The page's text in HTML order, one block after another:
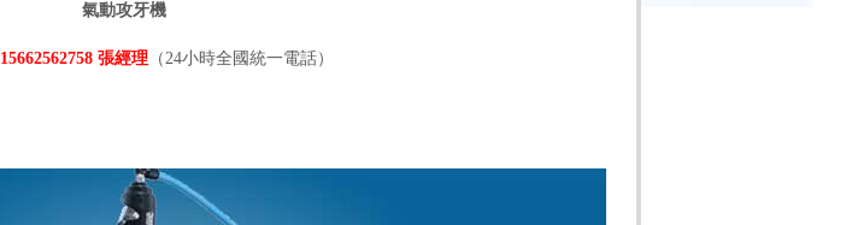
氣動攻牙機
15662562758 張經理（24小時全國統一電話）